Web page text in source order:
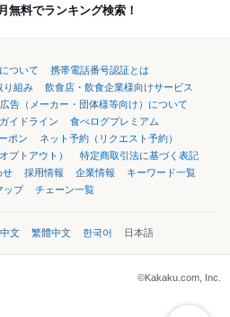
無料でランキング検索！
ついて
携帯電話番号認証とは
り組み
飲食店・飲食企業様向けサービス
広告（メーカー・団体様等向け）について
イドライン
食べログプレミアム
ポン
ネット予約（リクエスト予約）
プトアウト）
特定商取引法に基づく表記
せ 採用情報 企業情報
キーワード一覧
ップ
チェーン一覧
文 繁體中文 한국어 日本語
©Kakaku.com, Inc.